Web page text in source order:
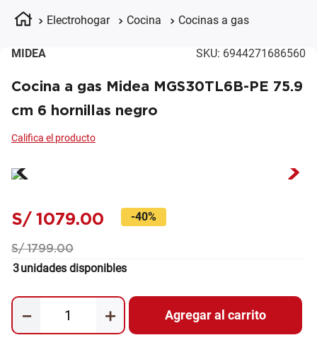
Electrohogar Cocina Cocinas a gas
MIDEA SKU: 6944271686560
Cocina a gas Midea MGS30TL6B-PE 75.9
cm 6 hornillas negro
S/ 1079.00 -40%
S/ 1799.00
3unidades disponibles
＋
－ Agregar al carrito
celulares
4. apple